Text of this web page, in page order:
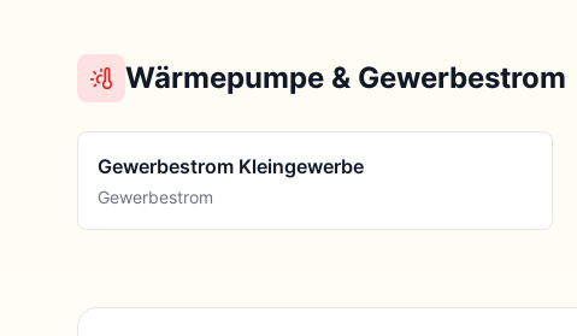
Wärmepumpe & Gewerbestrom
Gewerbestrom Kleingewerbe
Gewerbestrom